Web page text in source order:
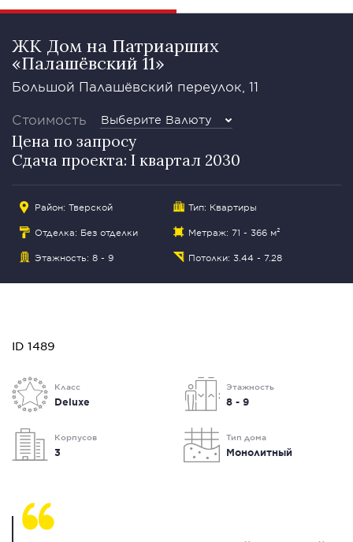
ЖК Дом на Патриарших
«Палашёвский 11»
Большой Палашёвский переулок, 11
Стоимость Выберите Валюту
Цена по запросу
Сдача проекта: I квартал 2030
Район: Тверской Тип: Квартиры
Отделка: Без отделки Метраж: 71 - 366 м²
Этажность: 8 - 9 Потолки: 3.44 - 7.28
ID 1489
Класс
Deluxe
Этажность
8 - 9
Корпусов
3
Тип дома
Монолитный